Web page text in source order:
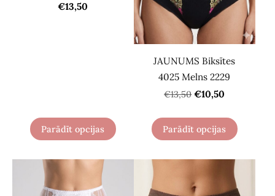
€13,50
Parādīt opcijas
JAUNUMS Biksītes
4025 Melns 2229
€13,50 €10,50
Parādīt opcijas